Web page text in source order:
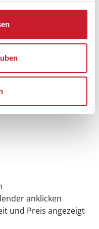
anklicken
und Preis angezeigt